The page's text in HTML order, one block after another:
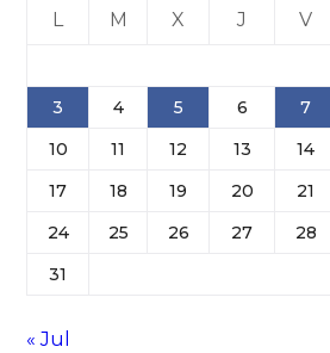
L M X J V
3
4 5 6 7
10
11 12 13 14
17
18 19 20 21
24
25 26 27 28
31
« Jul